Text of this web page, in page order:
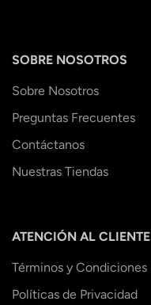
SOBRE NOSOTROS
Sobre Nosotros
Preguntas Frecuentes
Contáctanos
Nuestras Tiendas
ATENCIÓN AL CLIENTE
Términos y Condiciones
Políticas de Privacidad